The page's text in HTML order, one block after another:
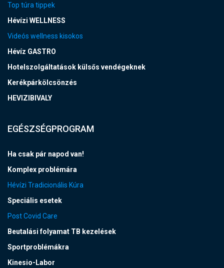
Top túra tippek
Hévízi WELLNESS
Videós wellness kisokos
Hévíz GASTRO
Hotelszolgáltatások külsős vendégeknek
Kerékpárkölcsönzés
HEVIZIBIVALY
EGÉSZSÉGPROGRAM
Ha csak pár napod van!
Komplex problémára
Hévízi Tradicionális Kúra
Speciális esetek
Post Covid Care
Beutalási folyamat TB kezelések
Sportproblémákra
Kinesio-Labor